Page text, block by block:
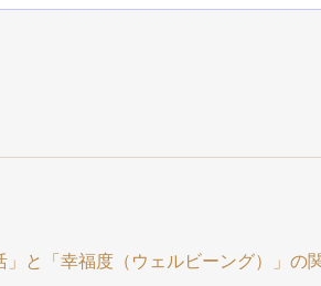
と「幸福度（ウェルビーング）」の